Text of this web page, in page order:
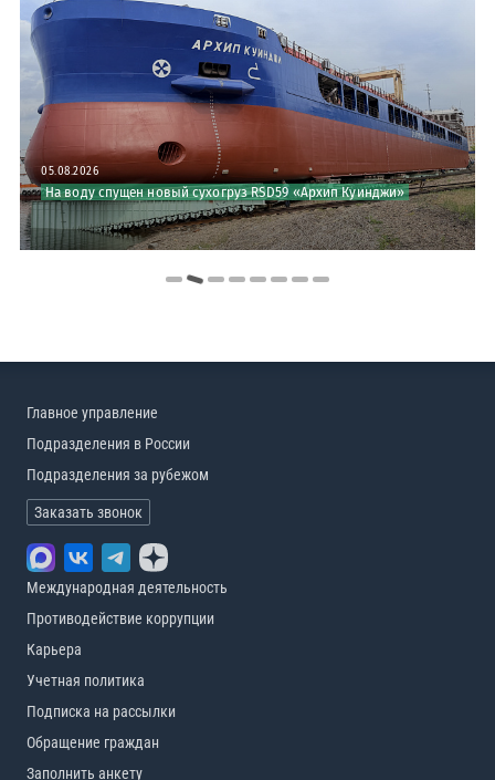
05.08.2026
На воду спущен новый сухогруз RSD59 «Архип Куинджи»
30.07.2026
РС принял участие в совещании по безопасности круизных судов
Главное управление
Подразделения в России
Подразделения за рубежом
Заказать звонок
Международная деятельность
Противодействие коррупции
Карьера
Учетная политика
Подписка на рассылки
Обращение граждан
Заполнить анкету